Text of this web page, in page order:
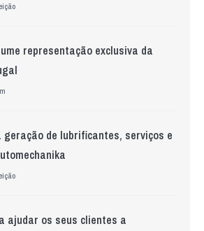
representação exclusiva da
geração de lubrificantes, serviços e
ajudar os seus clientes a